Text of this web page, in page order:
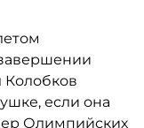
Колобков
если она
Олимпийских